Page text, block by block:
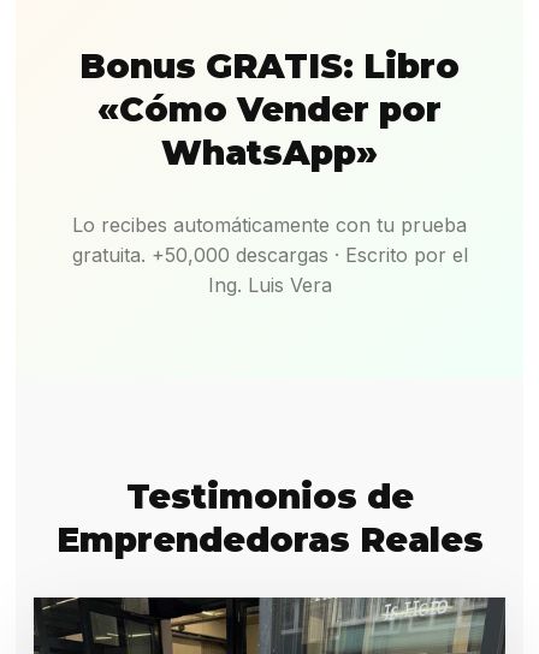
Bonus GRATIS: Libro
«Cómo Vender por
WhatsApp»
Lo recibes automáticamente con tu prueba
gratuita. +50,000 descargas · Escrito por el
Ing. Luis Vera
Testimonios de
Emprendedoras Reales